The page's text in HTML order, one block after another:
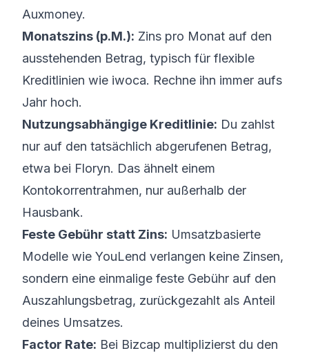
Auxmoney.
Monatszins (p.M.): Zins pro Monat auf den
ausstehenden Betrag, typisch für flexible
Kreditlinien wie iwoca. Rechne ihn immer aufs
Jahr hoch.
Nutzungsabhängige Kreditlinie: Du zahlst
nur auf den tatsächlich abgerufenen Betrag,
etwa bei Floryn. Das ähnelt einem
Kontokorrentrahmen, nur außerhalb der
Hausbank.
Feste Gebühr statt Zins: Umsatzbasierte
Modelle wie YouLend verlangen keine Zinsen,
sondern eine einmalige feste Gebühr auf den
Auszahlungsbetrag, zurückgezahlt als Anteil
deines Umsatzes.
Factor Rate: Bei Bizcap multiplizierst du den